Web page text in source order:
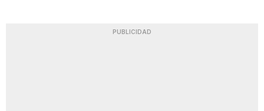
PUBLICIDAD